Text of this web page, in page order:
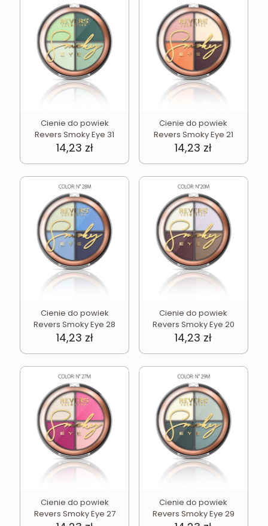
Cienie do powiek
Revers Smoky Eye 31
14,23 zł
Cienie do powiek
Revers Smoky Eye 21
14,23 zł
Cienie do powiek
Revers Smoky Eye 28
14,23 zł
Cienie do powiek
Revers Smoky Eye 20
14,23 zł
Cienie do powiek
Revers Smoky Eye 27
Cienie do powiek
Revers Smoky Eye 29